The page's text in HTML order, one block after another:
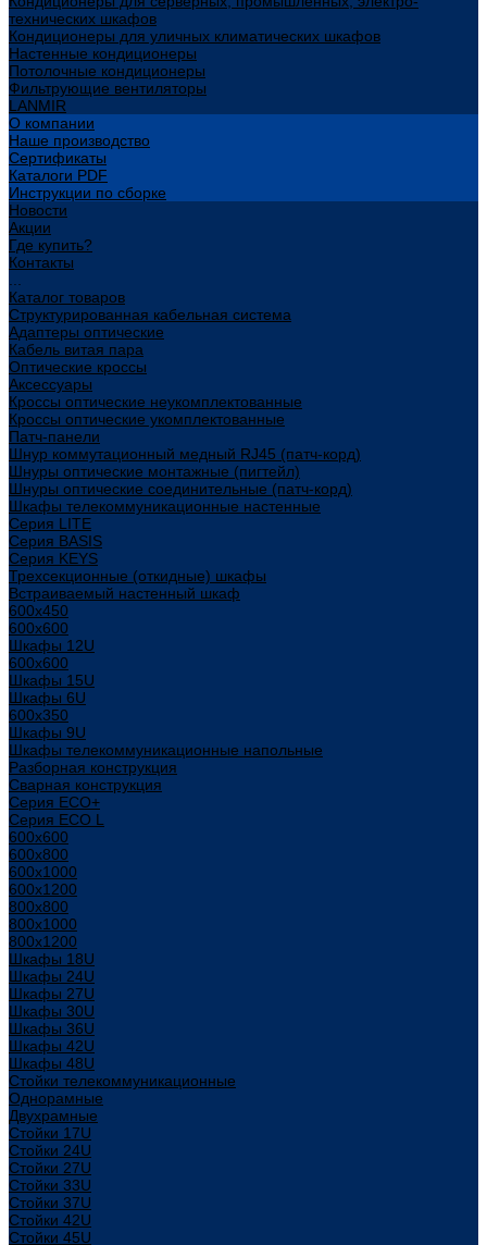
технических шкафов
Кондиционеры для уличных климатических шкафов
Настенные кондиционеры
Потолочные кондиционеры
Фильтрующие вентиляторы
LANMIR
О компании
Наше производство
Сертификаты
Каталоги PDF
Инструкции по сборке
Новости
Акции
Где купить?
Контакты
Каталог товаров
Структурированная кабельная система
Адаптеры оптические
Кабель витая пара
Оптические кроссы
Аксессуары
Кроссы оптические неукомплектованные
Кроссы оптические укомплектованные
Патч-панели
Шнур коммутационный медный RJ45 (патч-корд)
Шнуры оптические монтажные (пигтейл)
Шнуры оптические соединительные (патч-корд)
Шкафы телекоммуникационные настенные
Cерия LITE
Cерия BASIS
Cерия KEYS
Трехсекционные (откидные) шкафы
Встраиваемый настенный шкаф
600x450
600x600
Шкафы 12U
600x600
Шкафы 15U
Шкафы 6U
600x350
Шкафы 9U
Шкафы телекоммуникационные напольные
Разборная конструкция
Сварная конструкция
Серия ECO+
Серия ECO L
600x600
600x800
600х1000
600х1200
800x800
800х1000
800х1200
Шкафы 18U
Шкафы 24U
Шкафы 27U
Шкафы 30U
Шкафы 36U
Шкафы 42U
Шкафы 48U
Стойки телекоммуникационные
Однорамные
Двухрамные
Стойки 17U
Стойки 24U
Стойки 27U
Стойки 33U
Стойки 37U
Стойки 42U
Стойки 45U